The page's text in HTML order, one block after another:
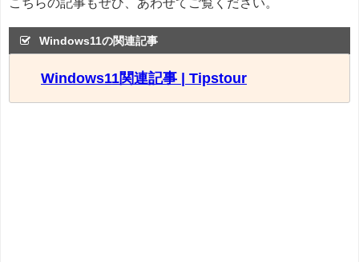
Windows11の関連記事
Windows11関連記事 | Tipstour